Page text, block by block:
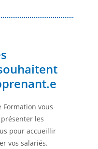
Formation vous
les
pour accueillir
vos salariés.